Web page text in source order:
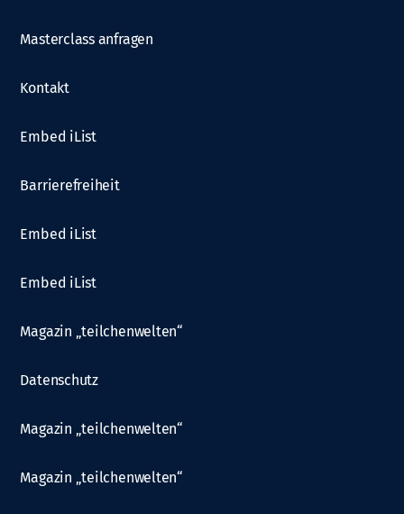
Masterclass anfragen
Kontakt
Embed iList
Barrierefreiheit
Embed iList
Embed iList
Magazin „teilchenwelten“
Datenschutz
Magazin „teilchenwelten“
Magazin „teilchenwelten“